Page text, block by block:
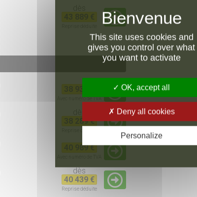
Avec numéro de TVA
38 289 €
40 989 €
dès
40 439 €
Reprisedéduite
This site uses cookies and
gives you control over what
you want to activate
OK, accept all
Deny all cookies
Personalize